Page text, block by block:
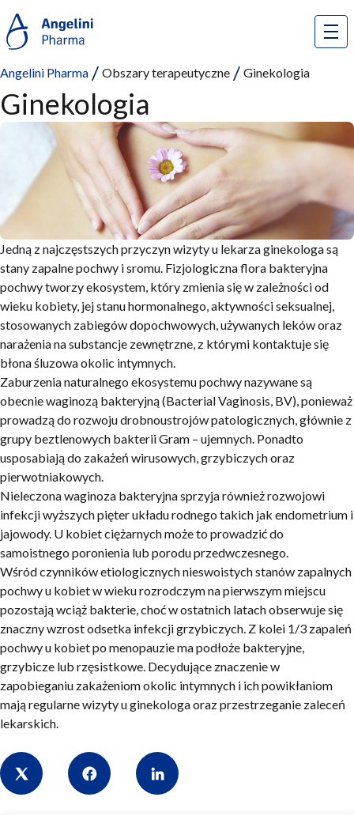
Angelini Pharma Obszary terapeutyczne Ginekologia
Ginekologia
Jedną z najczęstszych przyczyn wizyty u lekarza ginekologa są
stany zapalne pochwy i sromu. Fizjologiczna flora bakteryjna
pochwy tworzy ekosystem, który zmienia się w zależności od
wieku kobiety, jej stanu hormonalnego, aktywności seksualnej,
stosowanych zabiegów dopochwowych, używanych leków oraz
narażenia na substancje zewnętrzne, z którymi kontaktuje się
błona śluzowa okolic intymnych.
Zaburzenia naturalnego ekosystemu pochwy nazywane są
obecniewaginozą bakteryjną(Bacterial Vaginosis, BV),ponieważ
prowadzą do rozwoju drobnoustrojów patologicznych, głównie z
grupy beztlenowych bakterii Gram – ujemnych. Ponadto
usposabiają do zakażeń wirusowych, grzybiczych oraz
pierwotniakowych.
Nieleczona waginoza bakteryjnasprzyja również rozwojowi
infekcji wyższych pięter układu rodnego takich jak endometrium i
jajowody. U kobiet ciężarnychmoże to prowadzić do
samoistnego poronienia lub porodu przedwczesnego.
Wśród czynników etiologicznych nieswoistych stanów zapalnych
pochwy u kobiet w wieku rozrodczym na pierwszym miejscu
pozostają wciąż bakterie, choć w ostatnich latach obserwuje się
znaczny wzrost odsetka infekcji grzybiczych. Z kolei 1/3 zapaleń
pochwy u kobiet po menopauzie ma podłoże bakteryjne,
grzybicze lub rzęsistkowe. Decydujące znaczenie w
zapobieganiu zakażeniom okolic intymnych i ich powikłaniom
mają regularne wizyty u ginekologa oraz przestrzeganie zaleceń
lekarskich.
Share